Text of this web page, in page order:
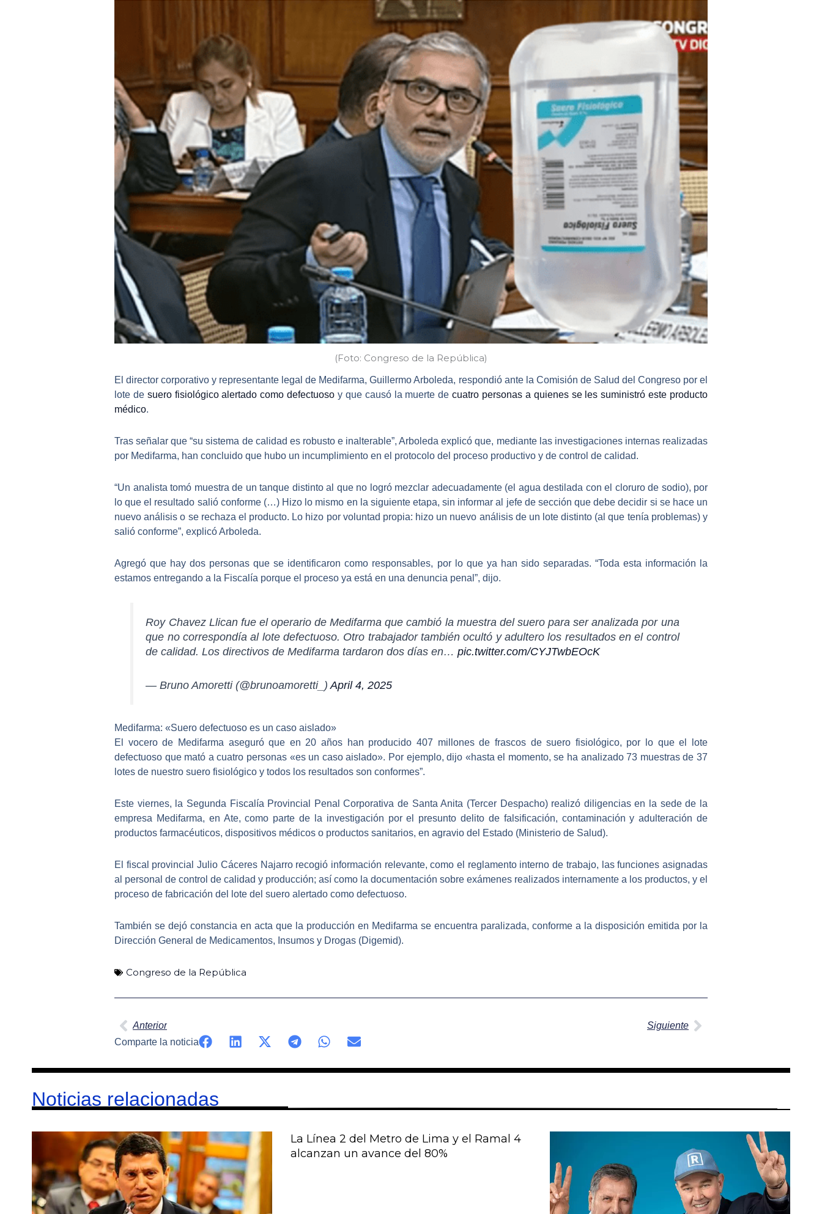
(Foto: Congreso de la República)
El director corporativo y representante legal de Medifarma, Guillermo Arboleda, respondió ante la Comisión de Salud del Congreso por el
lote de suero fisiológico alertado como defectuoso y que causó la muerte decuatro personas a quienes se les suministró este producto
médico.
Tras señalar que “su sistema de calidad es robusto e inalterable”, Arboleda explicó que, mediante las investigaciones internas realizadas
por Medifarma, han concluido que hubo un incumplimiento en el protocolo del proceso productivo y de control de calidad.
“Un analista tomó muestra de un tanque distinto al que no logró mezclar adecuadamente (el agua destilada con el cloruro de sodio), por
lo que el resultado salió conforme (…) Hizo lo mismo en la siguiente etapa,sin informar al jefe de sección que debe decidir si se hace un
nuevo análisis o se rechaza el producto. Lo hizo por voluntad propia: hizo un nuevo análisis de un lote distinto (al que tenía problemas) y
salió conforme”, explicó Arboleda.
Agregó que hay dos personas que se identificaron como responsables, por lo que ya han sido separadas. “Toda esta información la
estamos entregando a la Fiscalía porque el proceso ya está en una denuncia penal”, dijo.
Roy Chavez Llican fue el operario de Medifarma que cambió la muestra del suero para ser analizada por una
que no correspondía al lote defectuoso. Otro trabajador también ocultó y adultero los resultados en el control
de calidad. Los directivos de Medifarma tardaron dos días en…pic.twitter.com/CYJTwbEOcK
— Bruno Amoretti (@brunoamoretti_)April 4, 2025
Medifarma: «Suero defectuoso es un caso aislado»
El vocero de Medifarma aseguró que en 20 años han producido 407 millones de frascos de suero fisiológico, por lo que el lote
defectuoso que mató a cuatro personas «es un caso aislado». Por ejemplo, dijo «hasta el momento, se ha analizado 73 muestras de 37
lotes de nuestro suero fisiológico y todos los resultados son conformes”.
Este viernes, la Segunda Fiscalía Provincial Penal Corporativa de Santa Anita (Tercer Despacho) realizó diligencias en la sede de la
empresa Medifarma, en Ate, como parte de la investigación por el presunto delito de falsificación, contaminación y adulteración de
productos farmacéuticos, dispositivos médicos o productos sanitarios, en agravio del Estado (Ministerio de Salud).
El fiscal provincial Julio Cáceres Najarro recogió información relevante, como el reglamento interno de trabajo, las funciones asignadas
al personal de control de calidad y producción; así como la documentación sobre exámenes realizados internamente a los productos, y el
proceso de fabricación del lote del suero alertado como defectuoso.
También se dejó constancia en acta que la producción en Medifarma se encuentra paralizada, conforme a la disposición emitida por la
Dirección General de Medicamentos, Insumos y Drogas (Digemid).
Congreso de la República
Anterior Siguiente
Comparte la noticia
Noticias relacionadas
La Línea 2 del Metro de Lima y el Ramal 4
alcanzan un avance del 80%